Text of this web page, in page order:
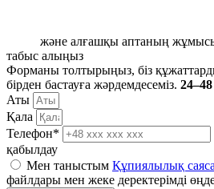
және алғашқы аптаның
табыс алыңыз
Форманы толтырыңыз, біз
бірден бастауға жәрдемдесеміз.
Аты
Қала
Телефон*
қабылдау
Мен таныстым Құпиялылық
файлдары мен жеке деректерімді